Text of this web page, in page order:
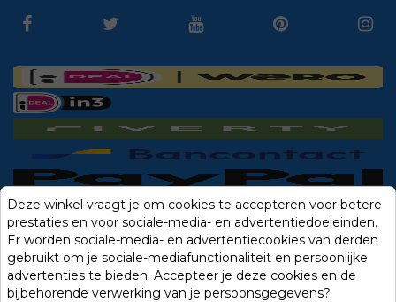
Deze winkel vraagt je om cookies te accepteren voor betere
prestaties en voor sociale-media- en advertentiedoeleinden.
Er worden sociale-media- en advertentiecookies van derden
gebruikt om je sociale-mediafunctionaliteit en persoonlijke
advertenties te bieden. Accepteer je deze cookies en de
bijbehorende verwerking van je persoonsgegevens?